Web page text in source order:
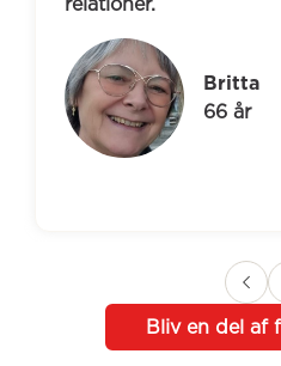
Britta
66 år
Bliv en del af